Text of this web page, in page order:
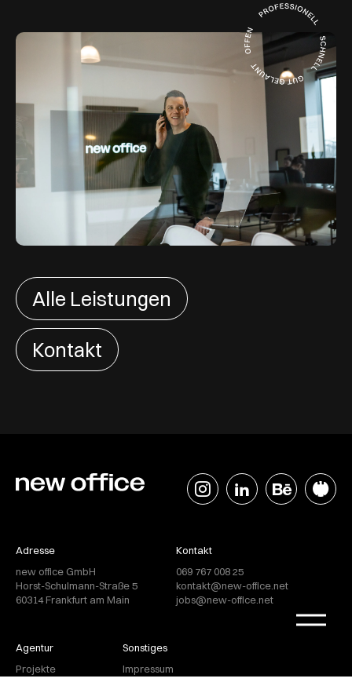
Alle Leistungen
Kontakt
Adresse
new office GmbH
Horst-Schulmann-Straße 5
60314 Frankfurt am Main
Kontakt
069 767 008 25
kontakt@new-office.net
jobs@new-office.net
Agentur
Projekte
Sonstiges
Impressum